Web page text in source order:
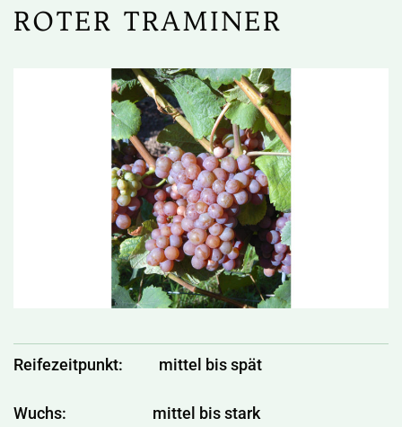
ROTER TRAMINER
Reifezeitpunkt: mittel bis spät
Wuchs: mittel bis stark